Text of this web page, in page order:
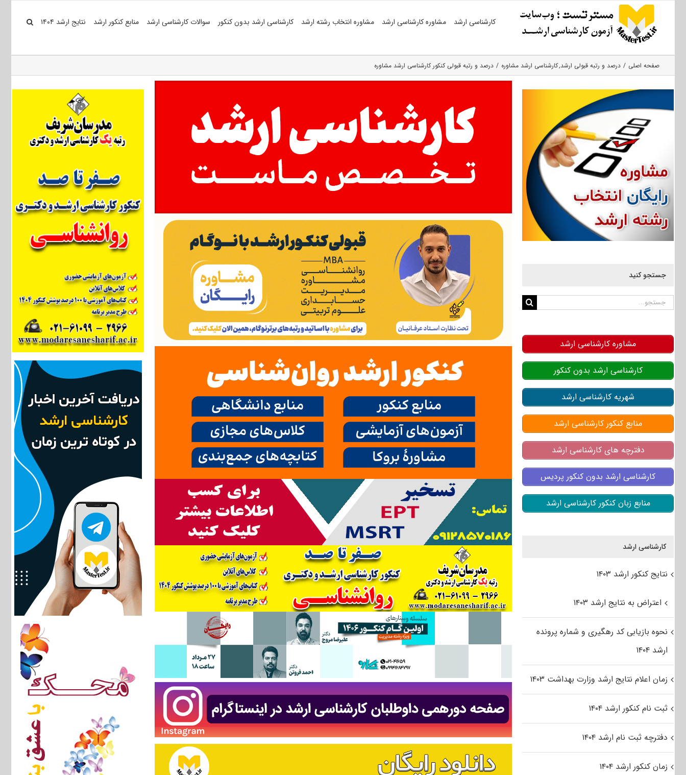
کارشناسی ارشد مشاوره کارشناسی ارشد مشاوره انتخاب رشته ارشد کارشناسی ارشد بدون کنکور سوالات کارشناسی ارشد منابع کنکور ارشد نتایج ارشد ۱۴۰۴
صفحه اصلی درصد و رتبه قبولی ارشد کارشناسی ارشد مشاوره درصد و رتبه قبولی کنکور کارشناسی ارشد مشاوره
جستجو کنید
جستجو
مشاوره کارشناسی ارشد
کارشناسی ارشد بدون کنکور
شهریه کارشناسی ارشد
منابع کنکور کارشناسی ارشد
دفترچه های کارشناسی ارشد
کارشناسی ارشد بدون کنکور پردیس
منابع زبان کنکور کارشناسی ارشد
کارشناسی ارشد
نتایج کنکور ارشد ۱۴۰۳
اعتراض به نتایج ارشد ۱۴۰۳
نحوه بازیابی کد رهگیری و شماره پرونده
ارشد ۱۴۰۴
زمان اعلام نتایج ارشد وزارت بهداشت ۱۴۰۳
ثبت نام کنکور ارشد ۱۴۰۴
دفترچه ثبت نام ارشد ۱۴۰۴
زمان کنکور ارشد ۱۴۰۴